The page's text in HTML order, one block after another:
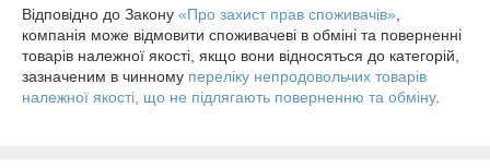
Відповідно до Закону «Про захист прав споживачів»
компанія може відмовити споживачеві в обміні та поверненні
товарів належної якості, якщо вони відносяться до категорій,
зазначеним в чинному переліку непродовольчих товарів
належної якості, що не підлягають поверненню та обміну.